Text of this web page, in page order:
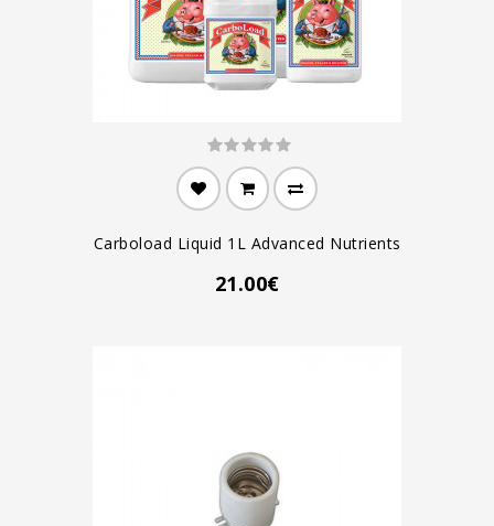
Carboload Liquid 1L Advanced Nutrients
21.00€